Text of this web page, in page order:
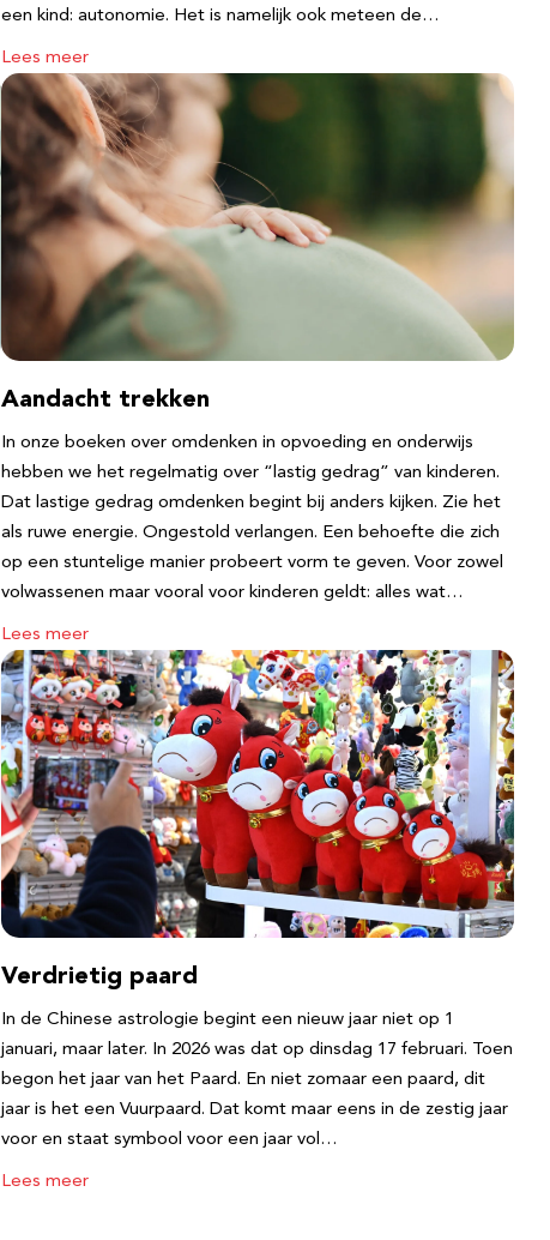
een kind: autonomie. Het is namelijk ook meteen de…
Lees meer
Aandacht trekken
In onze boeken over omdenken in opvoeding en onderwijs
hebben we het regelmatig over “lastig gedrag” van kinderen.
Dat lastige gedrag omdenken begint bij anders kijken. Zie het
als ruwe energie. Ongestold verlangen. Een behoefte die zich
op een stuntelige manier probeert vorm te geven. Voor zowel
volwassenen maar vooral voor kinderen geldt: alles wat…
Lees meer
Verdrietig paard
In de Chinese astrologie begint een nieuw jaar niet op 1
januari, maar later. In 2026 was dat op dinsdag 17 februari. Toen
begon het jaar van het Paard. En niet zomaar een paard, dit
jaar is het een Vuurpaard. Dat komt maar eens in de zestig jaar
voor en staat symbool voor een jaar vol…
Lees meer